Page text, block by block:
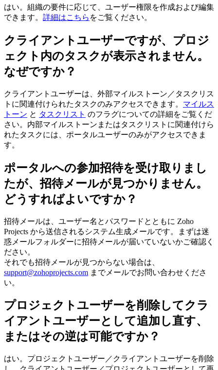
はい。組織の要件に応じて、ユーザー権限を作成および編集
できます。 詳細はこちら をご覧ください。
クライアントユーザーですが、プロジ
ェクト内のタスクが表示されません。
なぜですか？
クライアントユーザーは、外部マイルストーン／タスクリス
トに関連付けられたタスクのみアクセスできます。 マイルス
トーン と タスクリスト のフラグについての詳細をご覧くだ
さい。内部マイルストーンまたはタスクリストに関連付けら
れたタスクには、ポータルユーザーのみがアクセスできま
す。
ポータルへの参加招待を受け取りまし
たが、招待メールが見つかりません。
どうすればよいですか？
招待メールは、ユーザー名とパスワードとともに Zoho
Projects から送信されるシステム生成メールです。まずは迷
惑メールフォルダーに招待メールが届いていないかご確認く
ださい。
それでも招待メールが見つからない場合は、
support@zohoprojects.com までメールでお問い合わせくださ
い。
プロジェクトユーザーを削除してクラ
イアントユーザーとして追加し直す、
またはその逆は可能ですか？
はい。プロジェクトユーザー／クライアントユーザーを削除